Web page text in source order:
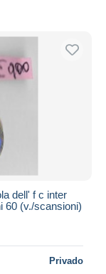
dell' f c inter
60 (v./scansioni)
Privado